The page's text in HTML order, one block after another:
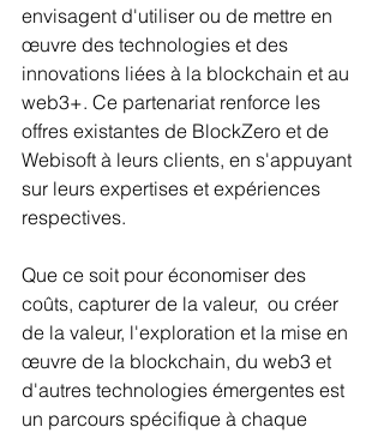
envisagent d'utiliser ou de mettre en
œuvre des technologies et des
innovations liées à la blockchain et au
web3+. Ce partenariat renforce les
offres existantes de BlockZero et de
Webisoft à leurs clients, en s'appuyant
sur leurs expertises et expériences
respectives.
Que ce soit pour économiser des
coûts, capturer de la valeur,  ou créer
de la valeur, l'exploration et la mise en
œuvre de la blockchain, du web3 et
d'autres technologies émergentes est
un parcours spécifique à chaque